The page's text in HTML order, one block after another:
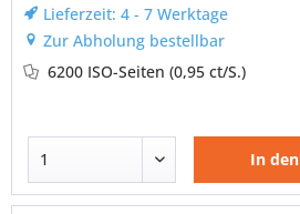
Lieferzeit: 4 - 7 Werktage
Zur Abholung bestellbar
6200 ISO-Seiten(0,95 ct/S.)
In den